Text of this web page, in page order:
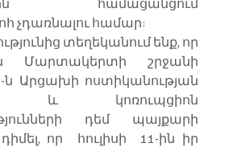
համացանցում
չդառնալու համար:
տեղեկանում ենք, որ
Մարտակերտի շրջանի
ն Արցախի ոստիկանության
և կոռուպցիոն
դեմ պայքարի
որ  հուլիսի  11-ին իր